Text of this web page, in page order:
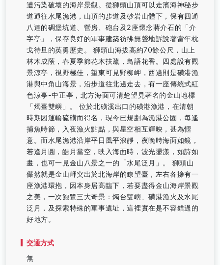
遭污染破壞的海岸景觀。從獅頭山頂可以走濱海神秘步
道通往水尾漁港，山頂的步道及砂岩山體下，保有四通
八達的碉堡坑道、營房、砲台及2座懷念蔣介石的「介
字亭」，保存良好的軍事建築彷彿無聲地訴說著當年枕
戈待旦的英勇歷史。 獅頭山海拔高約70餘公尺，山上
林木成蔭，春夏季節花木扶疏，鳥語花香。四處設有觀
景涼亭，視野極佳，望東可見野柳岬，西邊則是磺港漁
港與中角山海景，沿步道往北邊走去，有一座傳統式紅
色涼亭-中正亭，北方海面可清楚望見著名的金山地標
「燭臺雙嶼」。 位於北磺溪出口的磺港漁港，在清朝
時期因運輸硫磺而得名，現今已規劃為漁港公園，每逢
捕魚時節，入夜漁火點點，與星空相互輝映，甚為愜
意。而水尾漁港沿岸平日風平浪靜，夜晚時海面如鏡，
若逢月圓，皓月當空，映入海面時，波光盪漾，如詩如
畫，也可一見金山八景之一的「水尾泛月」。 獅頭山
儼然就是金山岬突出於北海岸的瞭望臺，左右各擁有一
座漁港環抱，因本身居高臨下，若要盡得金山海岸景觀
之美，一次飽覽三大奇景：燭台雙嶼、磺港漁火及水尾
泛月，及探索特殊的軍事遺址，這裡實在是不容錯過的
好地方。
交通方式
無